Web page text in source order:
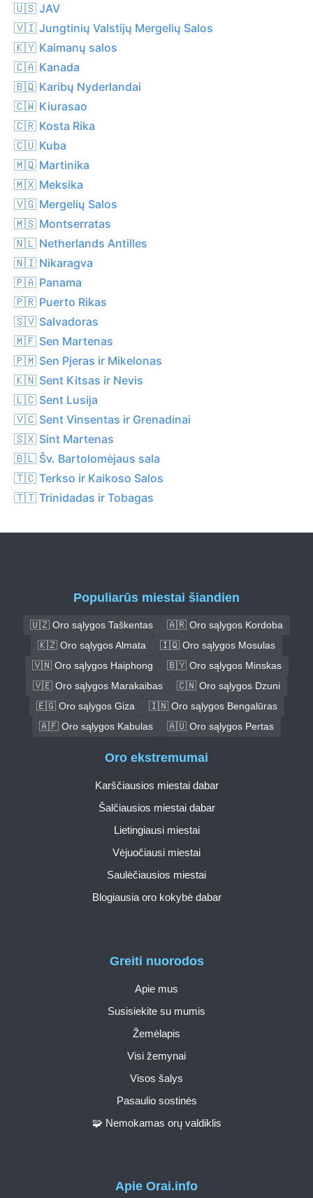
🇺🇸 JAV
🇻🇮 Jungtinių Valstijų Mergelių Salos
🇰🇾 Kaimanų salos
🇨🇦 Kanada
🇧🇶 Karibų Nyderlandai
🇨🇼 Kiurasao
🇨🇷 Kosta Rika
🇨🇺 Kuba
🇲🇶 Martinika
🇲🇽 Meksika
🇻🇬 Mergelių Salos
🇲🇸 Montserratas
🇳🇱 Netherlands Antilles
🇳🇮 Nikaragva
🇵🇦 Panama
🇵🇷 Puerto Rikas
🇸🇻 Salvadoras
🇲🇫 Sen Martenas
🇵🇲 Sen Pjeras ir Mikelonas
🇰🇳 Sent Kitsas ir Nevis
🇱🇨 Sent Lusija
🇻🇨 Sent Vinsentas ir Grenadinai
🇸🇽 Sint Martenas
🇧🇱 Šv. Bartolomėjaus sala
🇹🇨 Terkso ir Kaikoso Salos
🇹🇹 Trinidadas ir Tobagas
Populiarūs miestai šiandien
🇺🇿 Oro sąlygos Taškentas
🇦🇷 Oro sąlygos Kordoba
🇰🇿 Oro sąlygos Almata
🇮🇶 Oro sąlygos Mosulas
🇻🇳 Oro sąlygos Haiphong
🇧🇾 Oro sąlygos Minskas
🇻🇪 Oro sąlygos Marakaibas
🇨🇳 Oro sąlygos Dzuni
🇪🇬 Oro sąlygos Giza
🇮🇳 Oro sąlygos Bengalūras
🇦🇫 Oro sąlygos Kabulas
🇦🇺 Oro sąlygos Pertas
Apie Orai.info
Greiti nuorodos
Apie mus
Susisiekite su mumis
Žemėlapis
Visi žemynai
Visos šalys
Pasaulio sostinės
🧩 Nemokamas orų valdiklis
Oro ekstremumai
Karščiausios miestai dabar
Šalčiausios miestai dabar
Lietingiausi miestai
Vėjuočiausi miestai
Saulėčiausios miestai
Blogiausia oro kokybė dabar